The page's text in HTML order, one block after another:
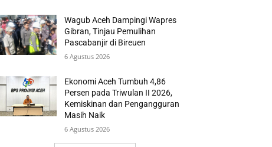
Wagub Aceh Dampingi Wapres
Gibran, Tinjau Pemulihan
Pascabanjir di Bireuen
6 Agustus 2026
Ekonomi Aceh Tumbuh 4,86
Persen pada Triwulan II 2026,
Kemiskinan dan Pengangguran
Masih Naik
6 Agustus 2026